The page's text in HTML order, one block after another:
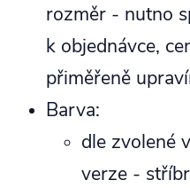
rozměr - nutno
k objednávce,
přiměřeně
Barva:
dle zvolené
verze -